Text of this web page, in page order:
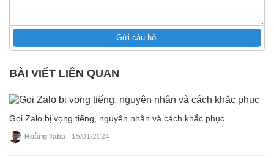
Gửi câu hỏi
BÀI VIẾT LIÊN QUAN
Gọi Zalo bị vọng tiếng, nguyên nhân và cách khắc phục
Hoàng Taba 15/01/2024